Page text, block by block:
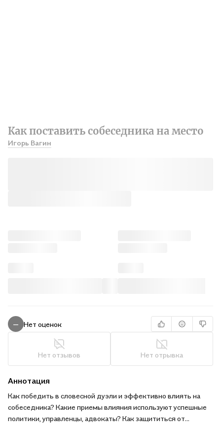
Как поставить собеседника на место
Игорь Вагин
— Нет оценок
Нет отзывов Нет отрывка
Аннотация
Как победить в словесной дуэли и эффективно влиять на
собеседника? Какие приемы влияния используют успешные
политики, управленцы, адвокаты? Как защититься от